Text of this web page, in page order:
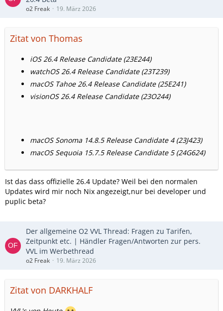
o2 Freak 19. März 2026
Zitat von Thomas
iOS 26.4 Release Candidate (23E244)
watchOS 26.4 Release Candidate (23T239)
macOS Tahoe 26.4 Release Candidate (25E241)
visionOS 26.4 Release Candidate (23O244)
macOS Sonoma 14.8.5 Release Candidate 4 (23J423)
macOS Sequoia 15.7.5 Release Candidate 5 (24G624)
Ist das dass offizielle 26.4 Update? Weil bei den normalen
Updates wird mir noch Nix angezeigt,nur bei developer und
puplic beta?
Der allgemeine O2 VVL Thread: Fragen zu Tarifen,
Zeitpunkt etc. | Händler Fragen/Antworten zur pers.
VVL im Werbethread
o2 Freak 19. März 2026
Zitat von DARKHALF